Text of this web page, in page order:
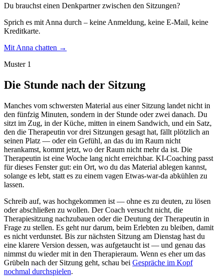
Du brauchst einen Denkpartner zwischen den Sitzungen?
Sprich es mit Anna durch – keine Anmeldung, keine E-Mail, keine
Kreditkarte.
Mit Anna chatten →
Muster 1
Die Stunde nach der Sitzung
Manches vom schwersten Material aus einer Sitzung landet nicht in
den fünfzig Minuten, sondern in der Stunde oder zwei danach. Du
sitzt im Zug, in der Küche, mitten in einem Sandwich, und ein Satz,
den die Therapeutin vor drei Sitzungen gesagt hat, fällt plötzlich an
seinen Platz — oder ein Gefühl, an das du im Raum nicht
herankamst, kommt jetzt, wo der Raum nicht mehr da ist. Die
Therapeutin ist eine Woche lang nicht erreichbar. KI-Coaching passt
für dieses Fenster gut: ein Ort, wo du das Material ablegen kannst,
solange es lebt, statt es zu einem vagen Etwas-war-da abkühlen zu
lassen.
Schreib auf, was hochgekommen ist — ohne es zu deuten, zu lösen
oder abschließen zu wollen. Der Coach versucht nicht, die
Therapiesitzung nachzubauen oder die Deutung der Therapeutin in
Frage zu stellen. Es geht nur darum, beim Erlebten zu bleiben, damit
es nicht verdunstet. Bis zur nächsten Sitzung am Dienstag hast du
eine klarere Version dessen, was aufgetaucht ist — und genau das
nimmst du wieder mit in den Therapieraum. Wenn es eher um das
Grübeln nach der Sitzung geht, schau bei Gespräche im Kopf
nochmal durchspielen.